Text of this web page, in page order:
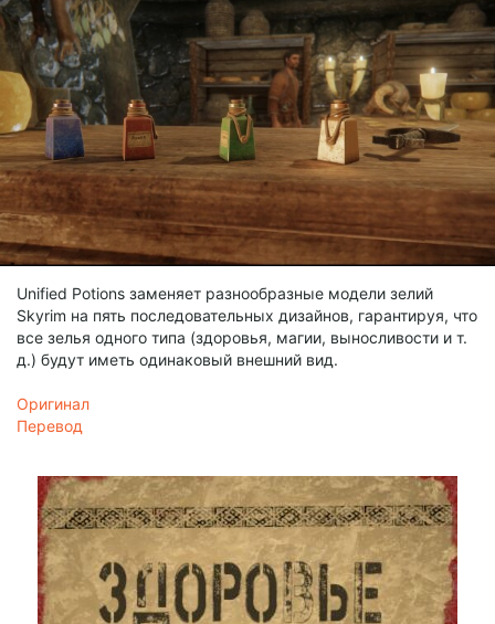
Unified Potions заменяет разнообразные модели зелий
Skyrim на пять последовательных дизайнов, гарантируя, что
все зелья одного типа (здоровья, магии, выносливости и т.
д.) будут иметь одинаковый внешний вид.
Оригинал
Перевод